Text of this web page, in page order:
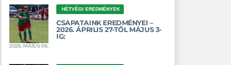
HÉTVÉGI EREDMÉNYEK
CSAPATAINK EREDMÉNYEI –
2026. ÁPRILIS 27-TŐL MÁJUS 3-
IG:
2026. MÁJUS 06.